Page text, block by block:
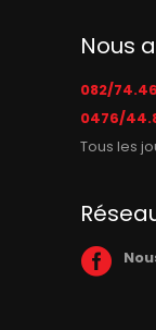
Nous
082/
0476/
Tous les